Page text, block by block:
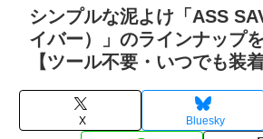
シンプルな泥よけ「ASS
イバー）」のラインナップ
【ツール不要・いつでも装着
X Bluesky